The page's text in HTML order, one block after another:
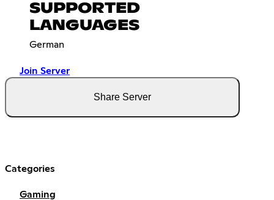
SUPPORTED
LANGUAGES
German
Join Server
Share Server
Categories
Gaming